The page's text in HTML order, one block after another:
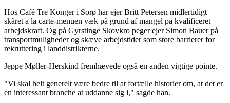
Hos Café Tre Konger i Sorø har ejer Britt Petersen midlertidigt
skåret a la carte-menuen væk på grund af mangel på kvalificeret
arbejdskraft. Og på Gyrstinge Skovkro peger ejer Simon Bauer på
transportmuligheder og skæve arbejdstider som store barrierer for
rekruttering i landdistrikterne.
Jeppe Møller-Herskind fremhævede også en anden vigtige pointe.
"Vi skal helt generelt være bedre til at fortælle historier om, at det er
en interessant branche at uddanne sig i," sagde han.